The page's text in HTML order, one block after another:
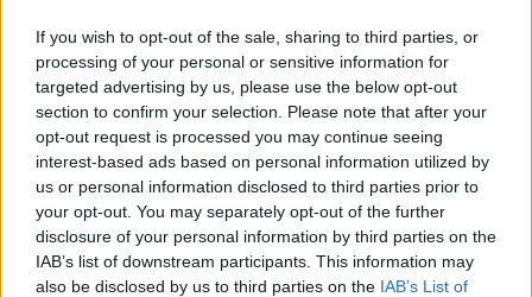
If you wish to opt-out of the sale, sharing to third parties, or
processing of your personal or sensitive information for
targeted advertising by us, please use the below opt-out
section to confirm your selection. Please note that after your
opt-out request is processed you may continue seeing
interest-based ads based on personal information utilized by
us or personal information disclosed to third parties prior to
your opt-out. You may separately opt-out of the further
disclosure of your personal information by third parties on the
IAB’s list of downstream participants. This information may
also be disclosed by us to third parties on the IAB’s List of